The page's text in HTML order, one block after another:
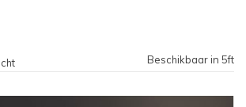
Beschikbaar in 5ft